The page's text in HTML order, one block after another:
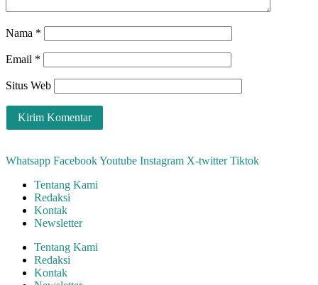
Nama *
Email *
Situs Web
Whatsapp FacebookYoutube Instagram X-twitter Tiktok
Tentang Kami
Redaksi
Kontak
Newsletter
Tentang Kami
Redaksi
Kontak